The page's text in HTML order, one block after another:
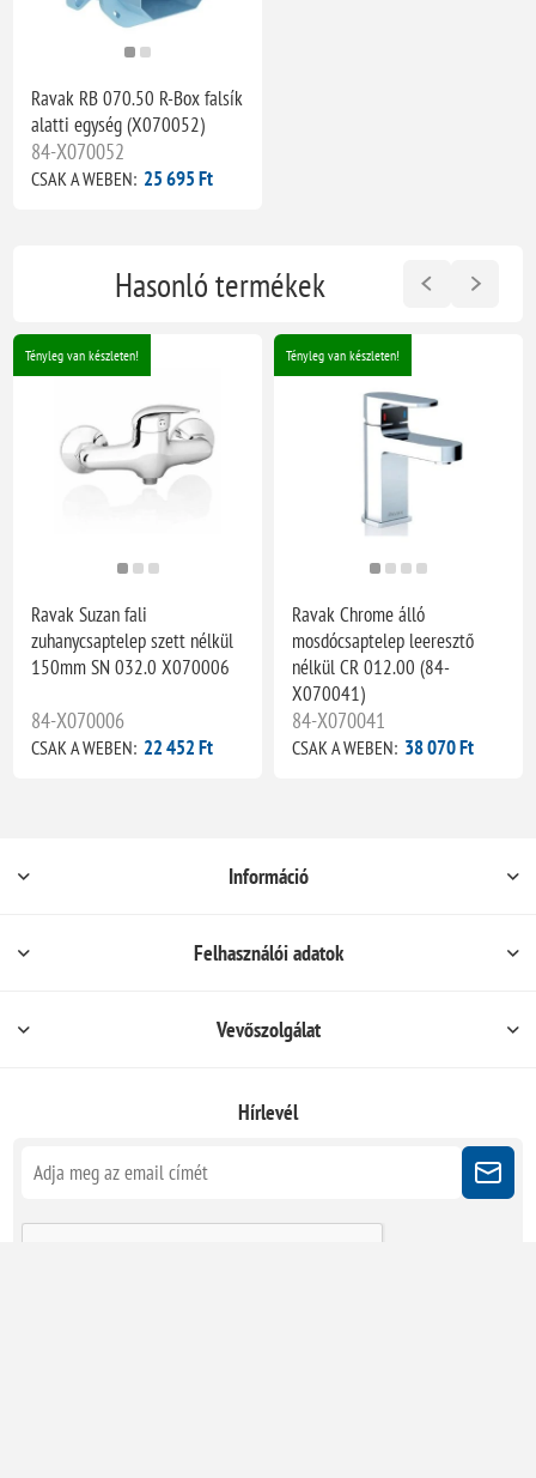
Ravak RB 070.50 R-Box falsík
alatti egység (X070052)
84-X070052
CSAK A WEBEN: 25 695 Ft
Hasonló termékek
Tényleg van készleten!
Ravak Suzan fali
zuhanycsaptelep szett nélkül
150mm SN 032.0 X070006
84-X070006
CSAK A WEBEN: 22 452 Ft
Tényleg van készleten!
Ravak Chrome álló
mosdócsaptelep leeresztő
nélkül CR 012.00 (84-
X070041)
84-X070041
CSAK A WEBEN: 38 070 Ft
Információ
Felhasználói adatok
Vevőszolgálat
Hírlevél